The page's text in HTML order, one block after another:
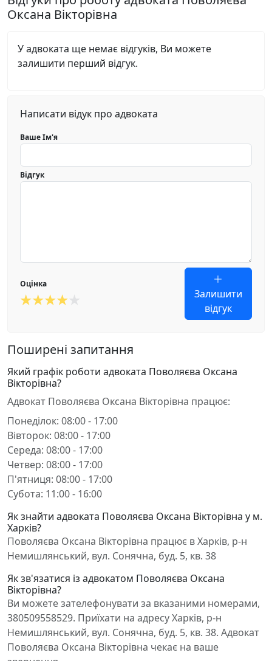
Оксана Вікторівна
У адвоката ще немає відгуків, Ви можете
залишити перший відгук.
Написати відук про адвоката
Ваше Ім'я
Відгук
Оцінка
Залишити
відгук
Поширені запитання
Який графік роботи адвоката Поволяєва Оксана
Вікторівна?
Адвокат Поволяєва Оксана Вікторівна працює:
Понеділок: 08:00 - 17:00
Вівторок: 08:00 - 17:00
Середа: 08:00 - 17:00
Четвер: 08:00 - 17:00
П'ятниця: 08:00 - 17:00
Субота: 11:00 - 16:00
Як знайти адвоката Поволяєва Оксана Вікторівна у м.
Харків?
Поволяєва Оксана Вікторівна працює в Харків, р-н
Немишлянський, вул. Сонячна, буд. 5, кв. 38
Як зв'язатися із адвокатом Поволяєва Оксана
Вікторівна?
Ви можете зателефонувати за вказаними номерами,
380509558529. Приїхати на адресу Харків, р-н
Немишлянський, вул. Сонячна, буд. 5, кв. 38. Адвокат
Поволяєва Оксана Вікторівна чекає на ваше